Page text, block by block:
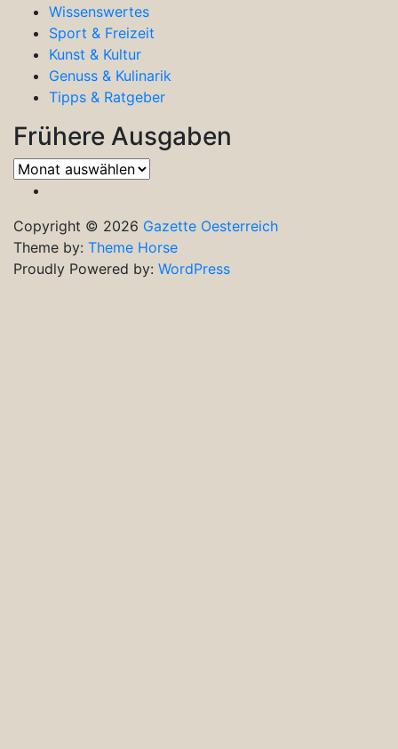
Wissenswertes
Sport & Freizeit
Kunst & Kultur
Genuss & Kulinarik
Tipps & Ratgeber
Frühere Ausgaben
Frühere
Ausgaben
Copyright © 2026 Gazette Oesterreich
Theme by: Theme Horse
Proudly Powered by: WordPress